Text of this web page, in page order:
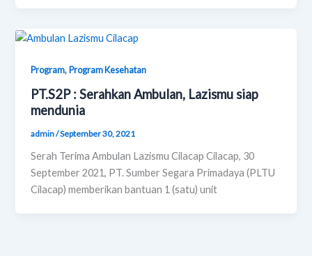
Program, Program Kesehatan
PT.S2P : Serahkan Ambulan, Lazismu siap
mendunia
admin/September 30, 2021
Serah Terima Ambulan Lazismu Cilacap Cilacap, 30
September 2021, PT. Sumber Segara Primadaya (PLTU
Cilacap) memberikan bantuan 1 (satu) unit